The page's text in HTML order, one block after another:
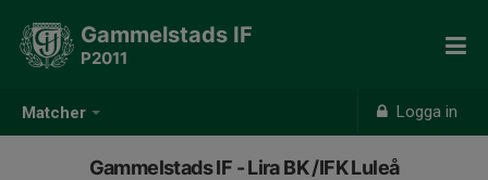
Matcher Logga in
Gammelstads IF
P2011
Gammelstads IF - Lira BK /IFK Luleå